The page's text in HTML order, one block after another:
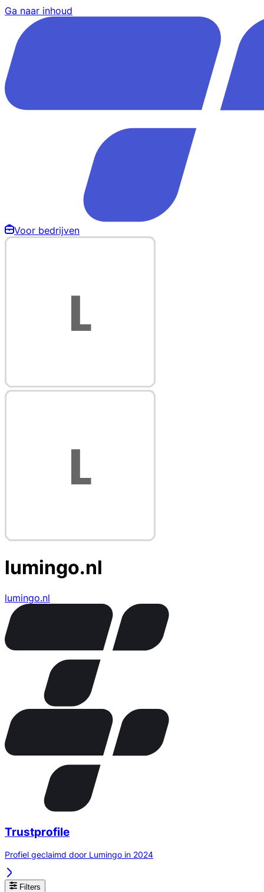
Ga naar inhoud
Voor bedrijven
lumingo.nl
lumingo.nl
Trustprofile
Profiel geclaimd door Lumingo in 2024
Filters